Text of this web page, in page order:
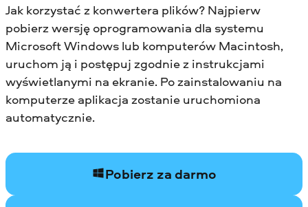
Jak korzystać z konwertera plików? Najpierw
pobierz wersję oprogramowania dla systemu
Microsoft Windows lub komputerów Macintosh,
uruchom ją i postępuj zgodnie z instrukcjami
wyświetlanymi na ekranie. Po zainstalowaniu na
komputerze aplikacja zostanie uruchomiona
automatycznie.
Pobierz za darmo